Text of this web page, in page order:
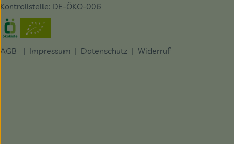
Kontrollstelle: DE-ÖKO-006
Externer Link zu https://www.oekokiste.de/
AGB | Impressum | Datenschutz | Widerruf